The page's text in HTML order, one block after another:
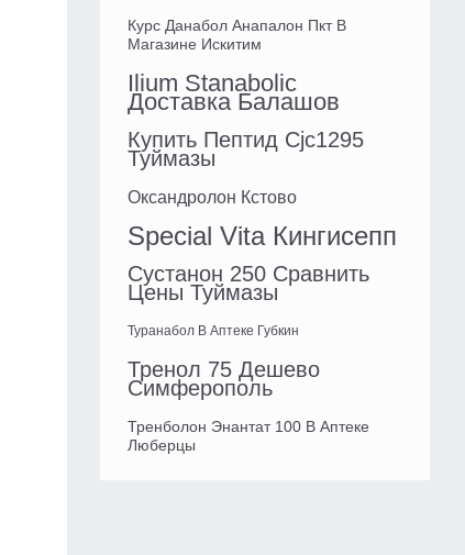
Курс Данабол Анапалон Пкт В
Магазине Искитим
Ilium Stanabolic
Доставка Балашов
Купить Пептид Cjc1295
Туймазы
Оксандролон Кстово
Special Vita Кингисепп
Сустанон 250 Сравнить
Цены Туймазы
Туранабол В Аптеке Губкин
Тренол 75 Дешево
Симферополь
Тренболон Энантат 100 В Аптеке
Люберцы